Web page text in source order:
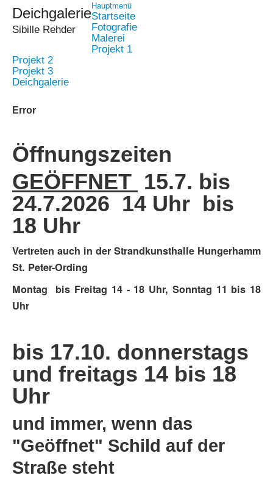
Deichgalerie
Sibille Rehder
Hauptmenü
Startseite
Fotografie
Malerei
Projekt 1
Projekt 2
Projekt 3
Deichgalerie
Error
Öffnungszeiten
GEÖFFNET 15.7. bis
24.7.2026 14 Uhr bis
18 Uhr
Vertreten auch in der Strandkunsthalle Hungerhamm
St. Peter-Ording
Montag bis Freitag 14 - 18 Uhr, Sonntag 11 bis 18
Uhr
bis 17.10. donnerstags
und freitags 14 bis 18
Uhr
und immer, wenn das
"Geöffnet" Schild auf der
Straße steht